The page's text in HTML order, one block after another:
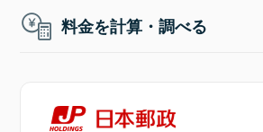
料金を計算・調べる